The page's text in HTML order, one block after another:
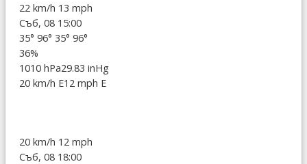
22 km/h 13 mph
Съб, 08 15:00
35° 96° 35° 96°
36%
1010 hPa29.83 inHg
20 km/h E12 mph E
20 km/h 12 mph
Съб, 08 18:00